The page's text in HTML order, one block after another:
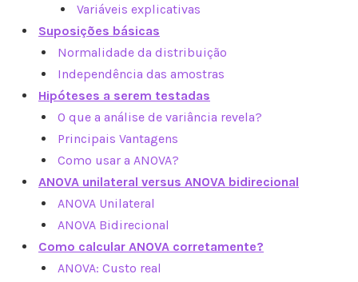
Variáveis ​​explicativas
Suposições básicas
Normalidade da distribuição
Independência das amostras
Hipóteses a serem testadas
O que a análise de variância revela?
Principais Vantagens
Como usar a ANOVA?
ANOVA unilateral versus ANOVA bidirecional
ANOVA Unilateral
ANOVA Bidirecional
Como calcular ANOVA corretamente?
ANOVA: Custo real